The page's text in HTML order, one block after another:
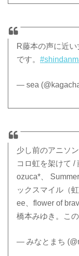
R藤本の声に近い
です。
— sea
少し前のアニソ
コロ虹を架けて /
ozuca*、
ックスマイル（
ee、flower of
橋本みゆき。こ
— みなとまち